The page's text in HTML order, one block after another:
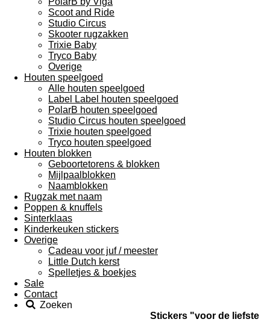
Scoot and Ride
Studio Circus
Skooter rugzakken
Trixie Baby
Tryco Baby
Overige
Houten speelgoed
Alle houten speelgoed
Label Label houten speelgoed
PolarB houten speelgoed
Studio Circus houten speelgoed
Trixie houten speelgoed
Tryco houten speelgoed
Houten blokken
Geboortetorens & blokken
Mijlpaalblokken
Naamblokken
Rugzak met naam
Poppen & knuffels
Sinterklaas
Kinderkeuken stickers
Overige
Cadeau voor juf / meester
Little Dutch kerst
Spelletjes & boekjes
Sale
Contact
Zoeken
Stickers "voor de liefste